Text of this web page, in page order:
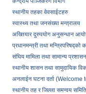
स्थानीय तहका वेवसाईटहरु
स्वास्थ्य तथा जनसंख्या मन्त्रालय
अख्तियार दुरुपयोग अनुसन्धान
प्रधानमन्त्री तथा मन्त्रिपरिषद्को
संघिय मामिला तथा सामान्य
स्थानीय शासन तथा सामुदायिक
अनलाईन घटना दर्ता
स्थानीय तह र जिल्ला समन्वय